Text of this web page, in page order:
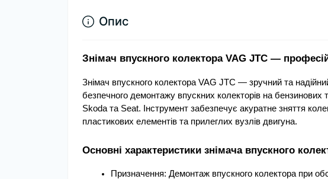
Опис
Знімач впускного колектора VAG JTC —
Знімач впускного колектора VAG JTC — зручний та
безпечного демонтажу впускних колекторів на бензинових
Skoda та Seat. Інструмент забезпечує акуратне зняття
пластикових елементів та прилеглих вузлів двигуна.
Основні характеристики знімача впускного
Призначення: Демонтаж впускного колектора при